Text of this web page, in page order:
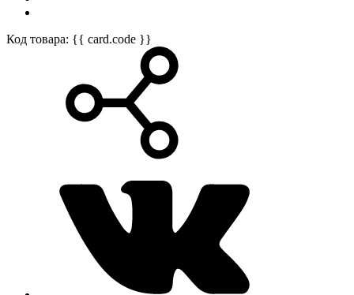
Код товара: {{ card.code }}